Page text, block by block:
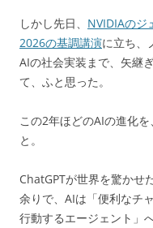
しかし先日、 NVIDIAのジ
2026の基調講演に立ち、
AIの社会実装まで、矢継
て、ふと思った。
この2年ほどのAIの進化を
と。
ChatGPTが世界を驚かせ
余りで、AIは「便利なチ
行動するエージェント」